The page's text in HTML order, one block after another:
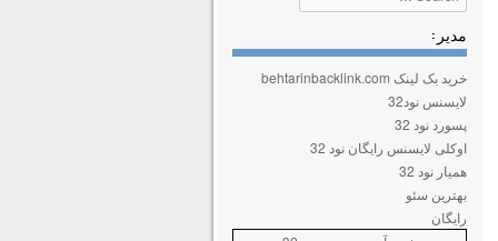
مدیر :
خرید بک لینک behtarinbacklink.com
لایسنس نود32
پسورد نود 32
اوکلی لایسنس رایگان نود 32
همیار نود 32
بهترین سئو
رایگان